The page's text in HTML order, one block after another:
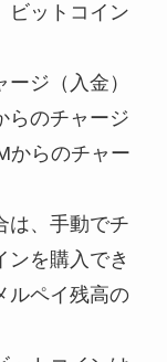
ビットコイン
ジ（入金）
らのチャージ
からのチャー
、 手動でチ
ンを購入でき
ルペイ残高の